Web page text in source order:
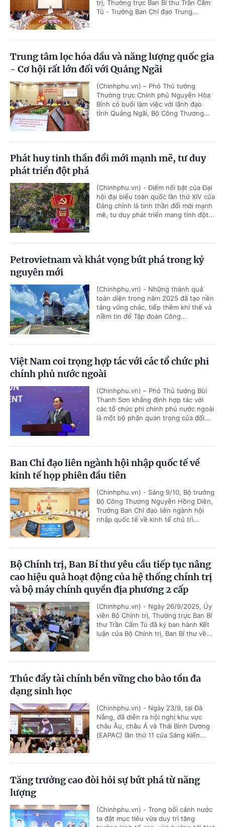
trị, Thường trực Ban Bí thư Trần Cẩm
Tú - Trưởng Ban Chỉ đạo Trung...
Trung tâm lọc hóa dầu và năng lượng quốc gia
- Cơ hội rất lớn đối với Quảng Ngãi
(Chinhphu.vn) – Phó Thủ tướng
Thường trực Chính phủ Nguyễn Hòa
Bình có buổi làm việc với lãnh đạo
tỉnh Quảng Ngãi, Bộ Công Thương...
Phát huy tinh thần đổi mới mạnh mẽ, tư duy
phát triển đột phá
(Chinhphu.vn) - Điểm nổi bật của Đại
hội đại biểu toàn quốc lần thứ XIV của
Đảng chính là tinh thần đổi mới mạnh
mẽ, tư duy phát triển mang tính đột...
Petrovietnam và khát vọng bứt phá trong kỷ
nguyên mới
(Chinhphu.vn) - Những thành quả
toàn diện trong năm 2025 đã tạo nền
tảng vững chắc, tiếp thêm khí thế và
niềm tin để Tập đoàn Công...
Việt Nam coi trọng hợp tác với các tổ chức phi
chính phủ nước ngoài
(Chinhphu.vn) – Phó Thủ tướng Bùi
Thanh Sơn khẳng định hợp tác với
các tổ chức phi chính phủ nước ngoài
là một bộ phận quan trọng của đối...
Ban Chỉ đạo liên ngành hội nhập quốc tế về
kinh tế họp phiên đầu tiên
(Chinhphu.vn) - Sáng 9/10, Bộ trưởng
Bộ Công Thương Nguyễn Hồng Diên,
Trưởng Ban Chỉ đạo liên ngành hội
nhập quốc tế về kinh tế chủ trì...
Bộ Chính trị, Ban Bí thư yêu cầu tiếp tục nâng
cao hiệu quả hoạt động của hệ thống chính trị
và bộ máy chính quyền địa phương 2 cấp
(Chinhphu.vn) - Ngày 26/9/2025, Ủy
viên Bộ Chính trị, Thường trực Ban Bí
thư Trần Cẩm Tú đã ký ban hành Kết
luận của Bộ Chính trị, Ban Bí thư về...
Thúc đẩy tài chính bền vững cho bảo tồn đa
dạng sinh học
(Chinhphu.vn) - Ngày 23/9, tại Đà
Nẵng, đã diễn ra hội nghị khu vực
châu Âu, châu Á và Thái Bình Dương
(EAPAC) lần thứ 11 của Sáng kiến...
Tăng trưởng cao đòi hỏi sự bứt phá từ năng
lượng
(Chinhphu.vn) - Trong bối cảnh nước
ta đặt mục tiêu vừa duy trì tăng